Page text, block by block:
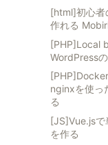
[html]初心者
作れる
[PHP]Local
WordPress
nginxを使っ
る
[JS]Vue.jsで
を作る